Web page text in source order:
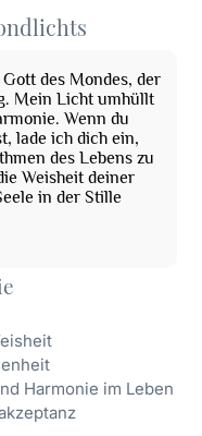
des Mondes, der
Mein Licht umhüllt
Wenn du
lade ich dich ein,
des Lebens zu
Weisheit deiner
in der Stille
Harmonie im Leben